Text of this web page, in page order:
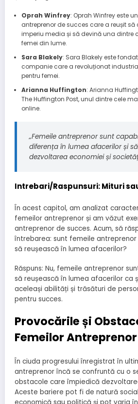
Oprah Winfrey: Oprah Winfrey este
antreprenor de succes care a reușit
imperiu media și să devină una dintre
femei din lume.
Sara Blakely: Sara Blakely este
companie care a revoluționat
pentru femei.
Arianna Huffington: Arianna
The Huffington Post, unul dintre cele
online.
„Femeile antreprenor sunt
diferența în lumea afacerilor și
dezvoltarea economiei și
Intrebari/Raspunsuri: Mituri
În acest capitol, am analizat
femeilor antreprenor și am văzut
antreprenor de succes. Acum, să
întrebarea: sunt femeile
să reușească în lumea afacerilor?
Răspuns: Nu, femeile antreprenor
să reușească în lumea afacerilor ca
aceleași abilități și trăsături de
pentru succes.
Provocările și
Femeilor Antreprenor
În ciuda progresului înregistrat în
antreprenor încă se confruntă cu o
obstacole care împiedică
Aceste bariere pot fi de natură